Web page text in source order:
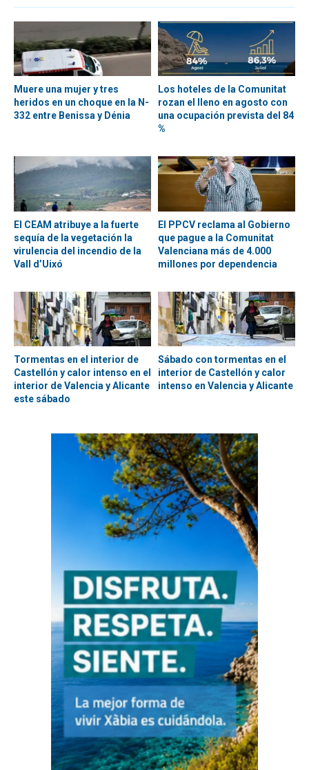
Muere una mujer y tres
heridos en un choque en la N-
332 entre Benissa y Dénia
Los hoteles de la Comunitat
rozan el lleno en agosto con
una ocupación prevista del 84
%
El CEAM atribuye a la fuerte
sequía de la vegetación la
virulencia del incendio de la
Vall d’Uixó
El PPCV reclama al Gobierno
que pague a la Comunitat
Valenciana más de 4.000
millones por dependencia
Tormentas en el interior de
Castellón y calor intenso en el
interior de Valencia y Alicante
este sábado
Sábado con tormentas en el
interior de Castellón y calor
intenso en Valencia y Alicante